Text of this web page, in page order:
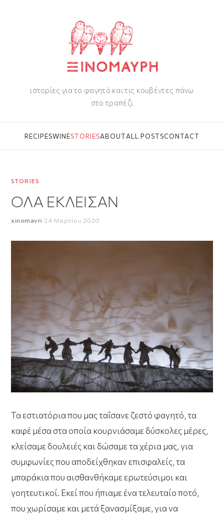
ιστορίες για το φαγητό και τις κουβέντες πάνω
στο τραπέζι
RECIPESWINESTORIESABOUTALL POSTSCONTACT
STORIES
ΟΛΑ ΕΚΛΕΙΣΑΝ
xinomavri·24 Μαρτίου 2020
Τα εστιατόρια που μας ταΐσανε ζεστό φαγητό, τα
καφέ μέσα στα οποία κουρνιάσαμε δύσκολες μέρες,
κλείσαμε δουλειές και δώσαμε τα χέρια μας, για
συμφωνίες που αποδείχθηκαν επισφαλείς, τα
μπαράκια που αισθανθήκαμε ερωτεύσιμοι και
γοητευτικοί. Εκεί που ήπιαμε ένα τελευταίο ποτό,
που χωρίσαμε και μετά ξανασμίξαμε, για να